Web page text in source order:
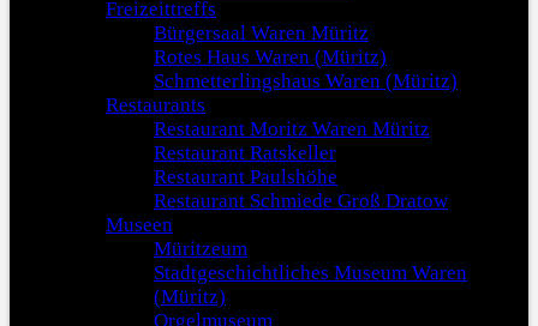
Freizeittreffs
Bürgersaal Waren Müritz
Rotes Haus Waren (Müritz)
Schmetterlingshaus Waren (Müritz)
Restaurants
Restaurant Moritz Waren Müritz
Restaurant Ratskeller
Restaurant Paulshöhe
Restaurant Schmiede Groß Dratow
Museen
Müritzeum
Stadtgeschichtliches Museum Waren
(Müritz)
Orgelmuseum